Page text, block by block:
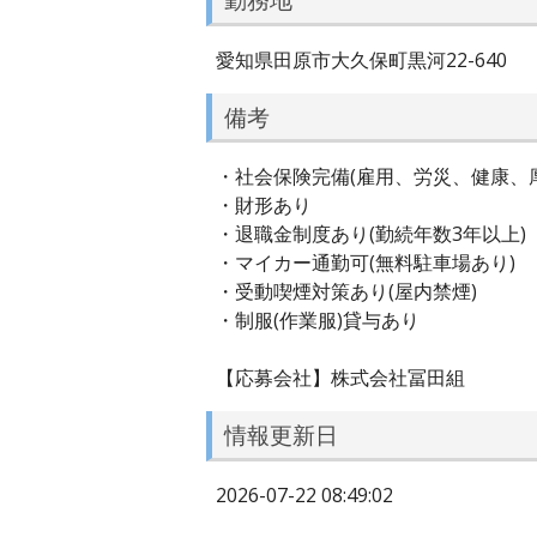
愛知県田原市大久保町黒河22-640
備考
・社会保険完備(雇用、労災、健康、
・財形あり
・退職金制度あり(勤続年数3年以上)
・マイカー通勤可(無料駐車場あり)
・受動喫煙対策あり(屋内禁煙)
・制服(作業服)貸与あり
【応募会社】株式会社冨田組
情報更新日
2026-07-22 08:49:02